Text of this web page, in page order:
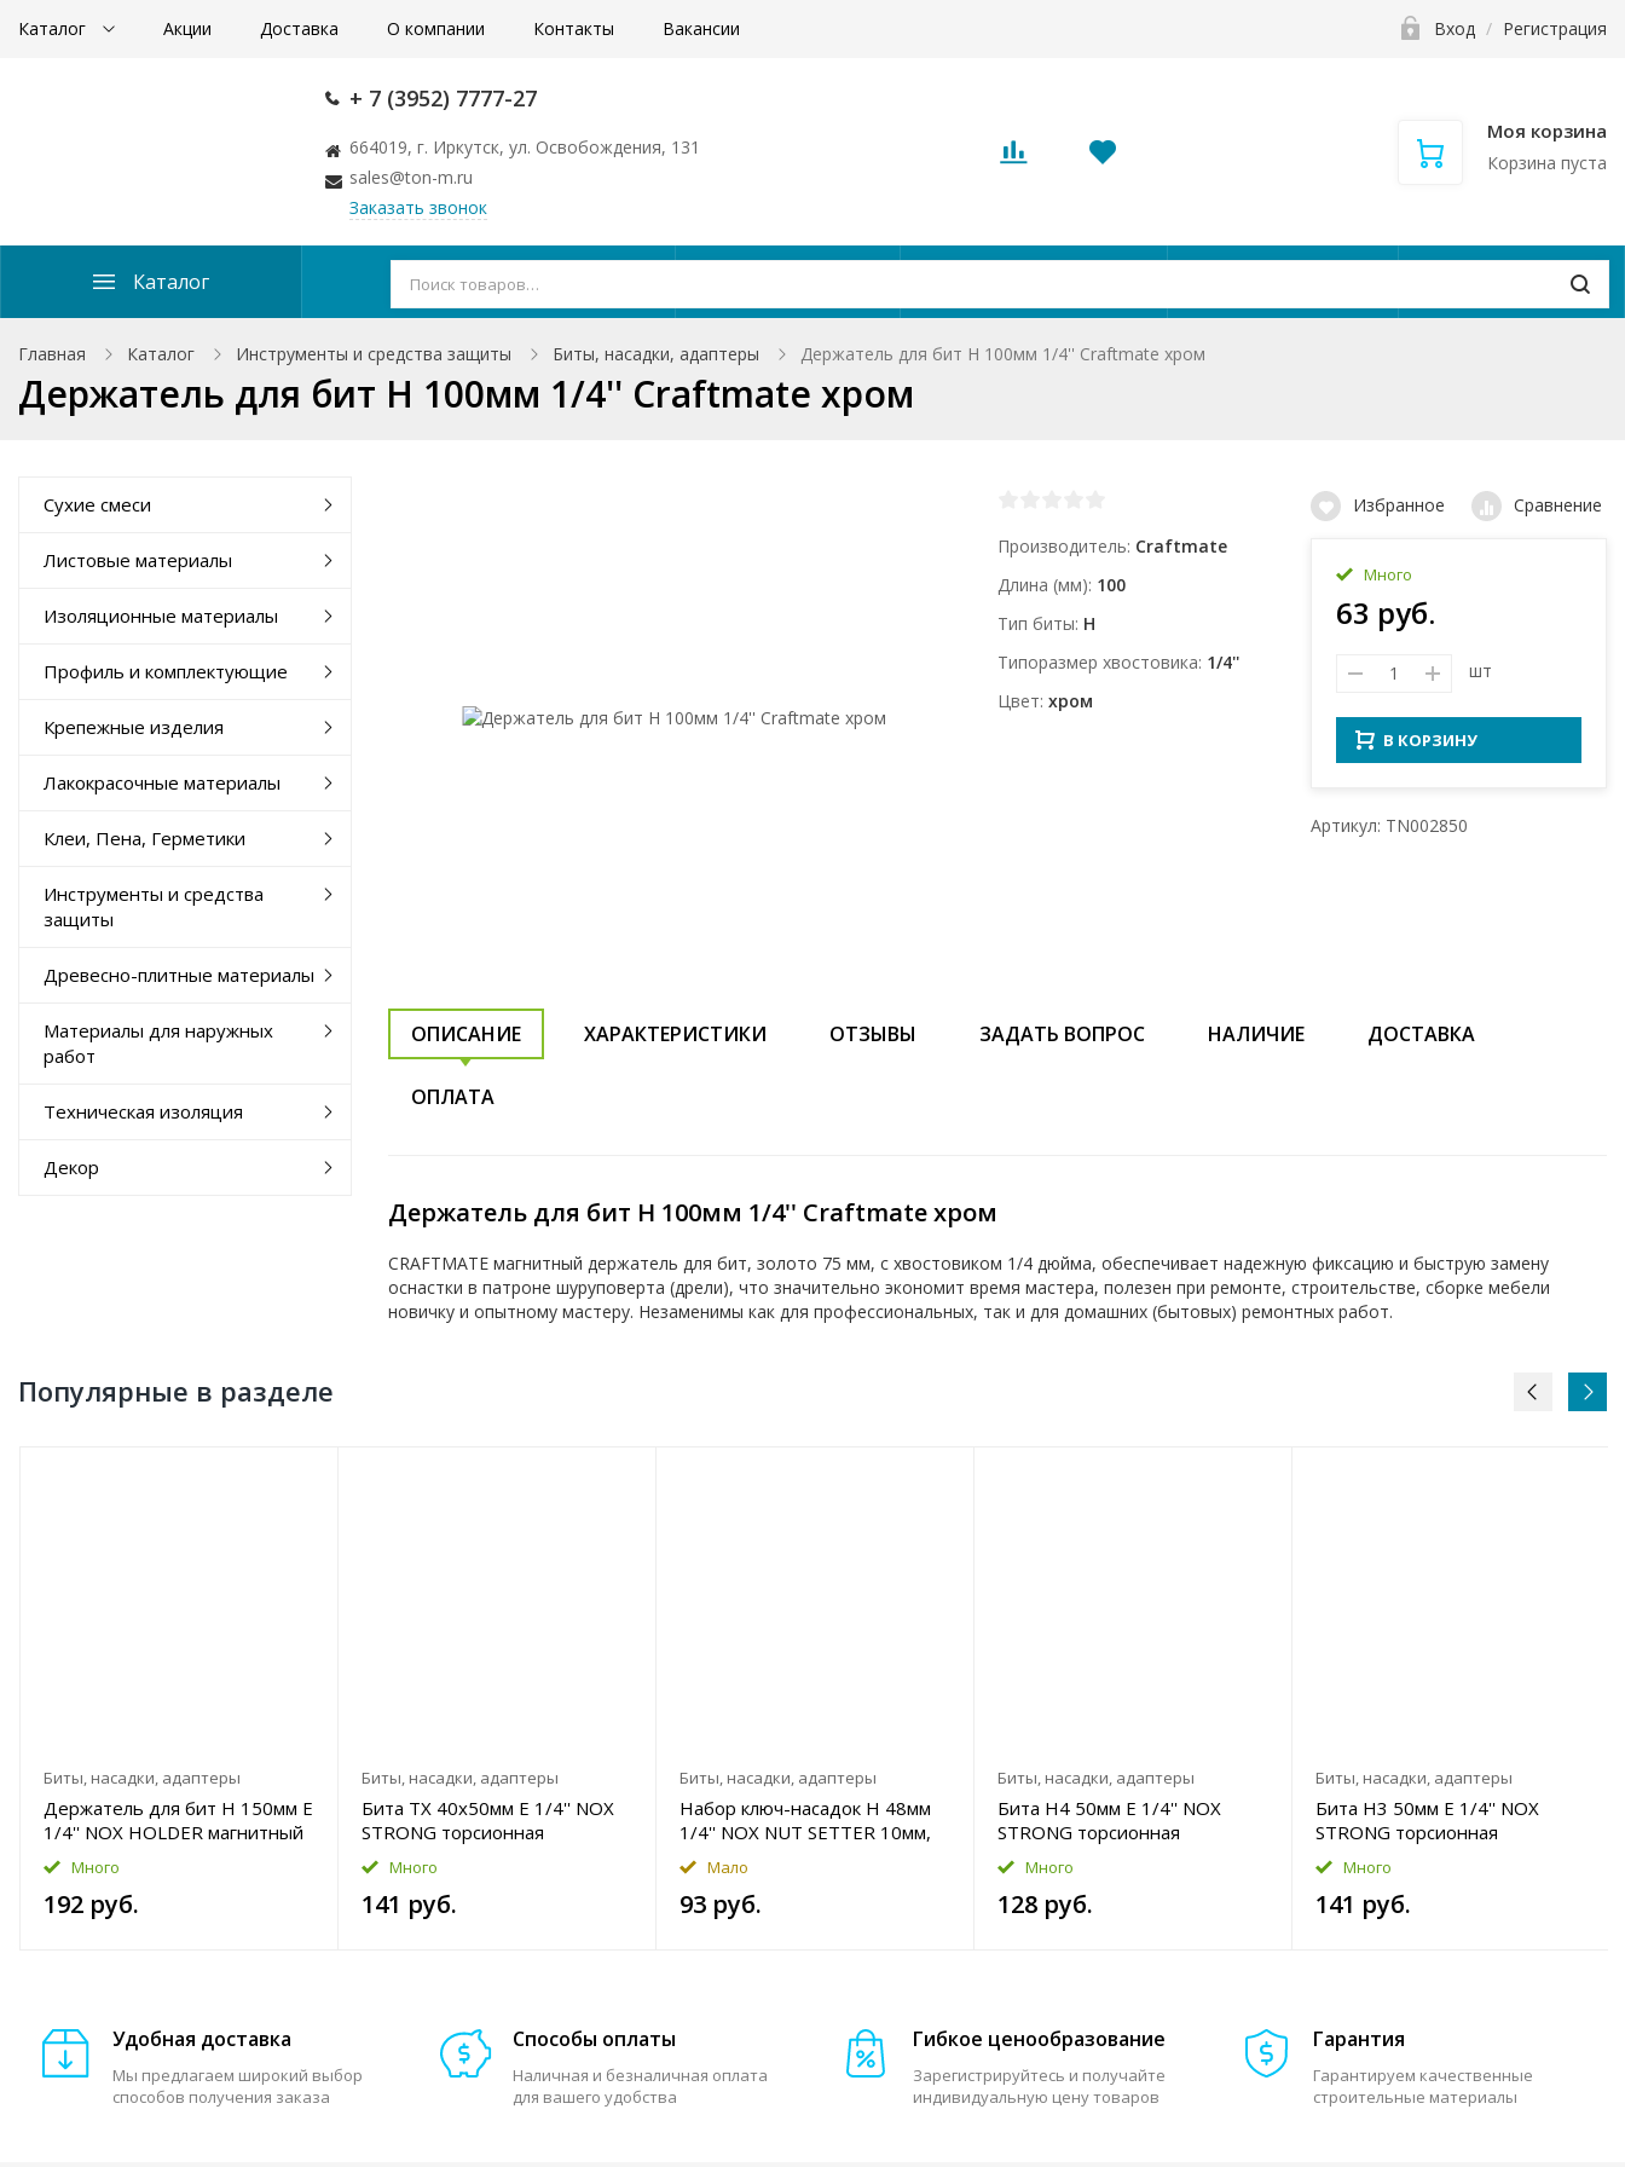
Каталог Акции Доставка О компании Контакты Вакансии Вход / Регистрация
+ 7 (3952) 7777-27
664019, г. Иркутск, ул. Освобождения, 131
sales@ton-m.ru
Заказать звонок
Моя корзина
Корзина пуста
Каталог
Главная Каталог Инструменты и средства защиты Биты, насадки, адаптеры Держатель для бит H 100мм 1/4'' Craftmate хром
Держатель для бит H 100мм 1/4'' Craftmate хром
Сухие смеси
Листовые материалы
Изоляционные материалы
Профиль и комплектующие
Крепежные изделия
Лакокрасочные материалы
Клеи, Пена, Герметики
Инструменты и средства
защиты
Древесно-плитные материалы
Материалы для наружных
работ
Техническая изоляция
Декор
Производитель Craftmate
Длина (мм) 100
Тип биты H
Типоразмер xвостовика 1/4''
Цвет хром
Избранное Сравнение
Много
63 руб.
шт
В КОРЗИНУ
Артикул: TN002850
ОПИСАНИЕ ХАРАКТЕРИСТИКИ ОТЗЫВЫ ЗАДАТЬ ВОПРОС НАЛИЧИЕ ДОСТАВКА
ОПЛАТА
Держатель для бит H 100мм 1/4'' Craftmate хром
CRAFTMATE магнитный держатель для бит, золото 75 мм, с хвостовиком 1/4 дюйма, обеспечивает надежную фиксацию и быструю замену
оснастки в патроне шуруповерта (дрели), что значительно экономит время мастера, полезен при ремонте, строительстве, сборке мебели
новичку и опытному мастеру. Незаменимы как для профессиональных, так и для домашних (бытовых) ремонтных работ.
Популярные в разделе
Биты, насадки, адаптеры
Держатель для бит H 150мм E
1/4'' NOX HOLDER магнитный
Много
192 руб.
Биты, насадки, адаптеры
Бита TX 40x50мм E 1/4'' NOX
STRONG торсионная
Много
141 руб.
Биты, насадки, адаптеры
Набор ключ-насадок H 48мм
1/4'' NOX NUT SETTER 10мм,
8мм магнитная
Мало
93 руб.
Биты, насадки, адаптеры
Бита H4 50мм E 1/4'' NOX
STRONG торсионная
Много
128 руб.
Биты, насадки, адаптеры
Бита H3 50мм E 1/4'' NOX
STRONG торсионная
Много
141 руб.
Удобная доставка
Мы предлагаем широкий выбор
способов получения заказа
Способы оплаты
Наличная и безналичная оплата
для вашего удобства
Гибкое ценообразование
Зарегистрируйтесь и получайте
индивидуальную цену товаров
Гарантия
Гарантируем качественные
строительные материалы